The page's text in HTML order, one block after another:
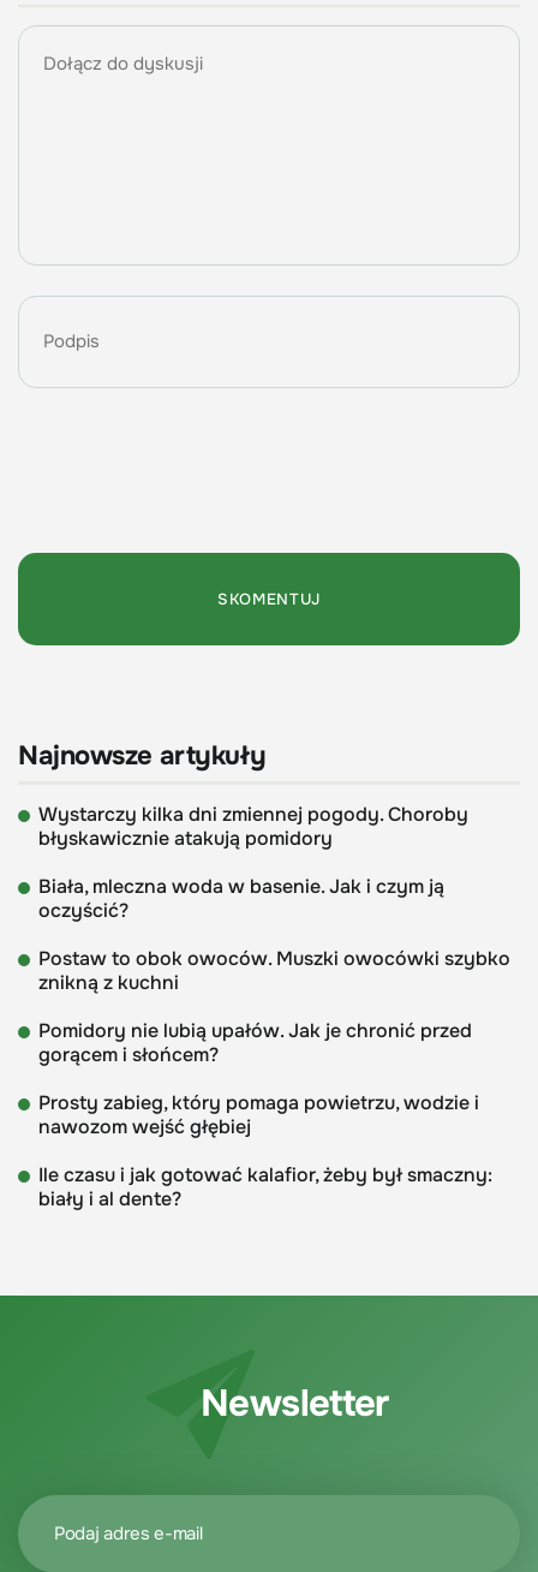
Najnowsze artykuły
Wystarczy kilka dni zmiennej pogody. Choroby
błyskawicznie atakują pomidory
Biała, mleczna woda w basenie. Jak i czym ją
oczyścić?
Postaw to obok owoców. Muszki owocówki szybko
znikną z kuchni
Pomidory nie lubią upałów. Jak je chronić przed
gorącem i słońcem?
Prosty zabieg, który pomaga powietrzu, wodzie i
nawozom wejść głębiej
Ile czasu i jak gotować kalafior, żeby był smaczny:
biały i al dente?
Newsletter